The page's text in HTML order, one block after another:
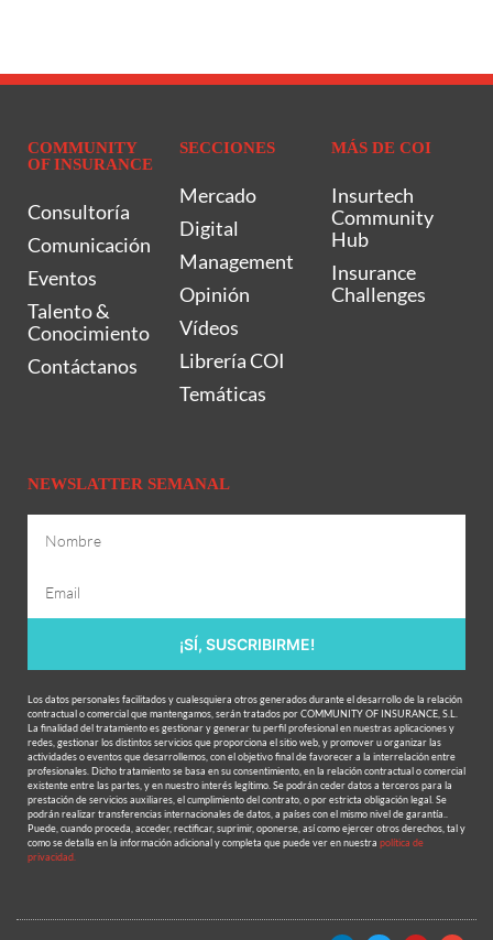
COMMUNITY
OF INSURANCE
Consultoría
Comunicación
Eventos
Talento &
Conocimiento
Contáctanos
SECCIONES
Mercado
Digital
Management
Opinión
Vídeos
Librería COI
Temáticas
MÁS DE COI
Insurtech
Community
Hub
Insurance
Challenges
NEWSLATTER SEMANAL
¡SÍ, SUSCRIBIRME!
Los datos personales facilitados y cualesquiera otros generados durante el desarrollo de la relación
contractual o comercial que mantengamos, serán tratados por COMMUNITY OF INSURANCE, S.L.
La finalidad del tratamiento es gestionar y generar tu perfil profesional en nuestras aplicaciones y
redes, gestionar los distintos servicios que proporciona el sitio web, y promover u organizar las
actividades o eventos que desarrollemos, con el objetivo final de favorecer a la interrelación entre
profesionales. Dicho tratamiento se basa en su consentimiento, en la relación contractual o comercial
existente entre las partes, y en nuestro interés legítimo. Se podrán ceder datos a terceros para la
prestación de servicios auxiliares, el cumplimiento del contrato, o por estricta obligación legal. Se
podrán realizar transferencias internacionales de datos, a países con el mismo nivel de garantía..
Puede, cuando proceda, acceder, rectificar, suprimir, oponerse, así como ejercer otros derechos, tal y
como se detalla en la información adicional y completa que puede ver en nuestra política de
privacidad.